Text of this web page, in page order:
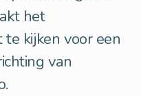
het
kijken voor een
van